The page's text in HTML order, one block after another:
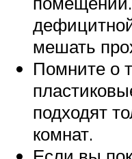
мешать
Помните о
подходят
комнат.